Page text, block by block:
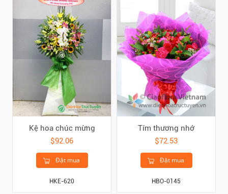
Kệ hoa chúc mừng
$92.06
Đặt mua
HKE-620
Tím thương nhớ
$72.53
Đặt mua
HBO-0145